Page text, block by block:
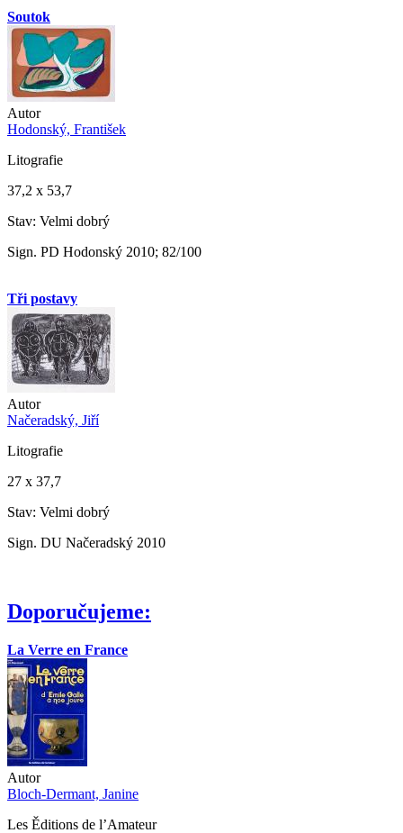
Soutok
Autor
Hodonský, František
Litografie
37,2 x 53,7
Stav: Velmi dobrý
Sign. PD Hodonský 2010; 82/100
Tři postavy
Autor
Načeradský, Jiří
Litografie
27 x 37,7
Stav: Velmi dobrý
Sign. DU Načeradský 2010
Doporučujeme:
La Verre en France
Autor
Bloch-Dermant, Janine
Les Ěditions de l’Amateur